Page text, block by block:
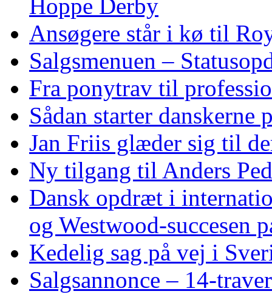
Hoppe Derby
Ansøgere står i kø til
Salgsmenuen –
Fra ponytrav til
Sådan starter danskerne
Jan Friis glæder sig til
Ny tilgang til Anders
Dansk opdræt i
og Westwood‑succesen
Kedelig sag på vej i
Salgsannonce –